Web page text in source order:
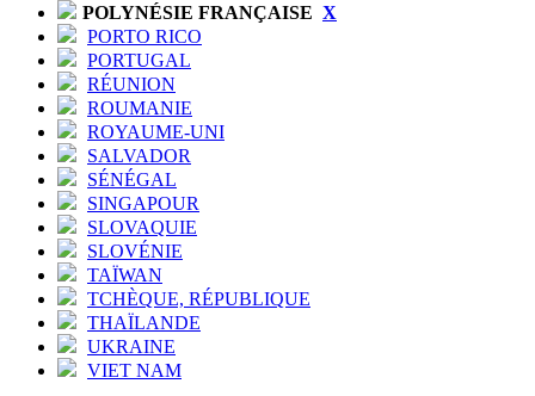
POLYNÉSIE FRANÇAISE X
PORTO RICO
PORTUGAL
RÉUNION
ROUMANIE
ROYAUME-UNI
SALVADOR
SÉNÉGAL
SINGAPOUR
SLOVAQUIE
SLOVÉNIE
TAÏWAN
TCHÈQUE, RÉPUBLIQUE
THAÏLANDE
UKRAINE
VIET NAM